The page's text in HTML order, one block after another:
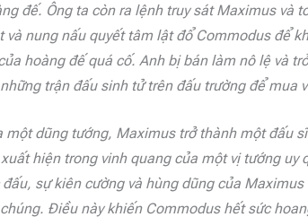
đế. Ông ta còn ra lệnh truy sát Maximus và
nung nấu quyết tâm lật đổ Commodus để
hoàng đế quá cố. Anh bị bán làm nô lệ và
trận đấu sinh tử trên đấu trường để mua
một dũng tướng, Maximus trở thành một đấu
hiện trong vinh quang của một vị tướng uy
sự kiên cường và hùng dũng của
Điều này khiến Commodus hết sức